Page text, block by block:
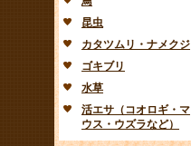
昆虫
カタツムリ・ナメクジ
ゴキブリ
水草
活エサ（コオロギ・マ
ウス・ウズラなど）